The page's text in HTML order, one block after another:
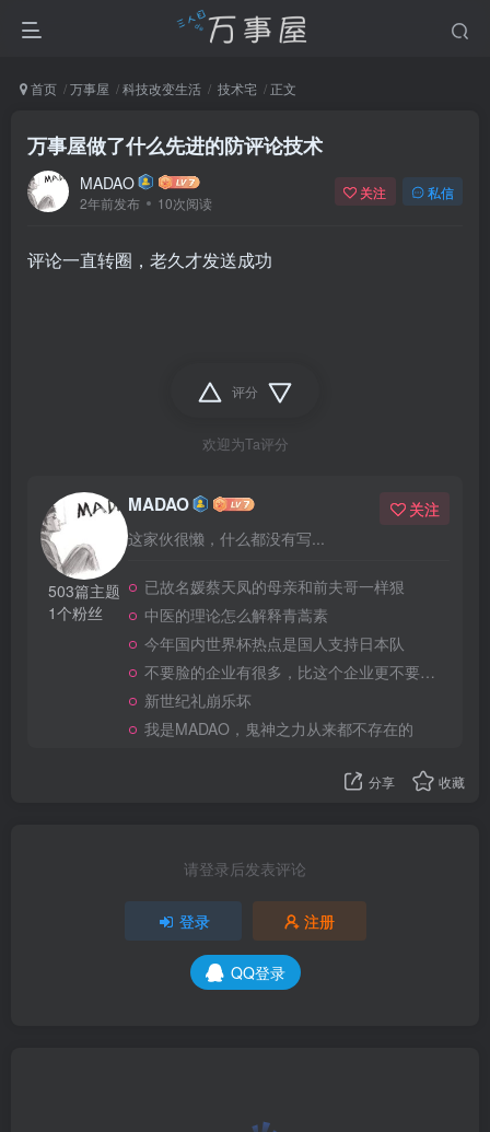
首页 万事屋 科技改变生活 技术宅 正文
万事屋做了什么先进的防评论技术
MADAO
2年前发布 10次阅读
关注 私信
评论一直转圈，老久才发送成功
评分
欢迎为Ta评分
503篇主题
1个粉丝
MADAO
这家伙很懒，什么都没有写...
关注
已故名媛蔡天凤的母亲和前夫哥一样狠
中医的理论怎么解释青蒿素
今年国内世界杯热点是国人支持日本队
不要脸的企业有很多，比这个企业更不要脸的，应该就没有了
新世纪礼崩乐坏
我是MADAO，鬼神之力从来都不存在的
分享 收藏
请登录后发表评论
登录 注册
QQ登录